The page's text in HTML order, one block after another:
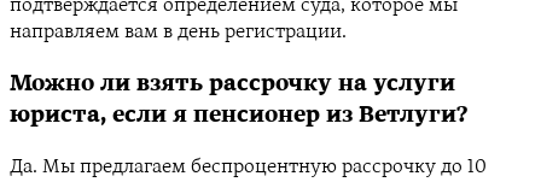
подтверждается определением суда, которое мы
направляем вам в день регистрации.
Можно ли взять рассрочку на услуги
юриста, если я пенсионер из Ветлуги?
Да. Мы предлагаем беспроцентную рассрочку до 10